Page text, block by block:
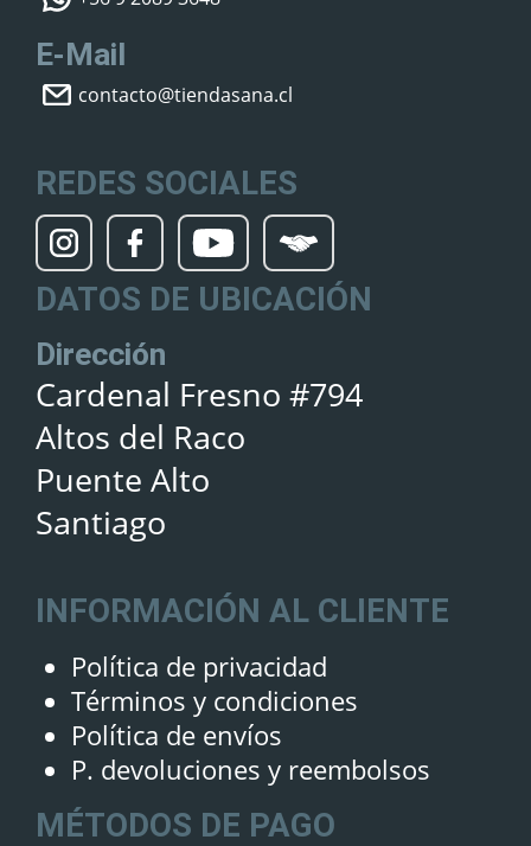
E-Mail
contacto@tiendasana.cl
REDES SOCIALES
DATOS DE UBICACIÓN
Dirección
Cardenal Fresno #794
Altos del Raco
Puente Alto
Santiago
INFORMACIÓN AL CLIENTE
Política de privacidad
Términos y condiciones
Política de envíos
P. devoluciones y reembolsos
MÉTODOS DE PAGO